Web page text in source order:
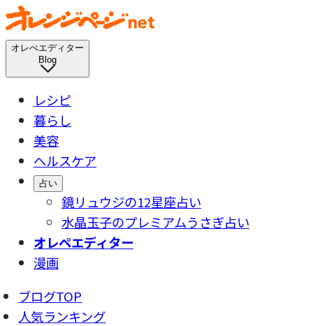
オレぺエディター
Blog
レシピ
暮らし
美容
ヘルスケア
占い
鏡リュウジの12星座占い
水晶玉子のプレミアムうさぎ占い
オレペエディター
漫画
ブログTOP
人気ランキング